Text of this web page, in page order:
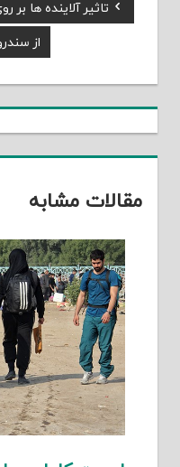
راهبری
Previous
Post:
تاثیر آلاینده ها بر
Next
Post:
از
مقالات مشابه